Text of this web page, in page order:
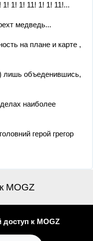
1! 1! 11! 1! 1! 11!...
медведь...
на плане и карте ,
лишь объеденившись,
наиболее
герой грегор
MOGZ
к MOGZ